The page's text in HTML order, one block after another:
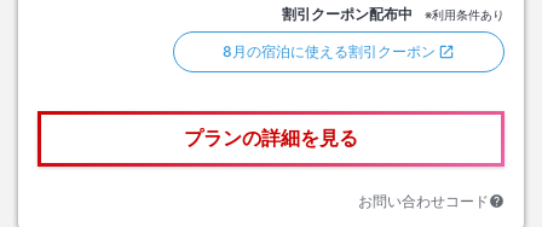
割引クーポン配布中 ※利用条件あり
8月の宿泊に使える割引クーポン
プランの詳細を見る
お問い合わせコード